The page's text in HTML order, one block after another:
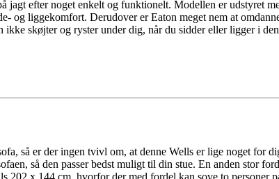
jagt efter noget enkelt og funktionelt. Modellen er udstyret
og liggekomfort. Derudover er Eaton meget nem at
skøjter og ryster under dig, når du sidder eller ligger i
så er der ingen tvivl om, at denne Wells er lige noget for
så den passer bedst muligt til din stue. En anden stor